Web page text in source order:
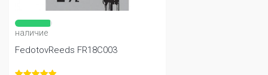
наличие
FedotovReeds FR18C003